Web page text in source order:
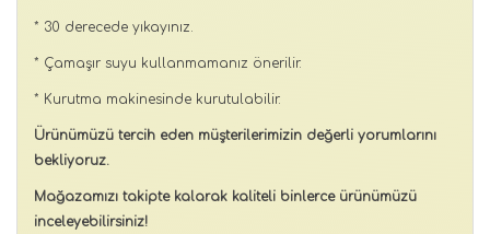
* 30 derecede yıkayınız.
* Çamaşır suyu kullanmamanız önerilir.
* Kurutma makinesinde kurutulabilir.
Ürünümüzü tercih eden müşterilerimizin değerli yorumlarını
bekliyoruz.
Mağazamızı takipte kalarak kaliteli binlerce ürünümüzü
inceleyebilirsiniz!